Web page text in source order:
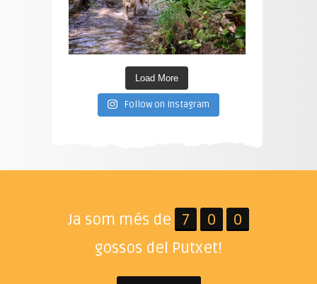
Load More
Follow on Instagram
Ja som més de 7 0
0
gossos del Putxet!